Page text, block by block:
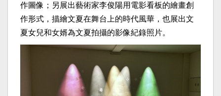
作圖像；另展出藝術家李俊陽用電影看板的繪畫創
作形式，描繪文夏在舞台上的時代風華，也展出文
夏女兒和女婿為文夏拍攝的影像紀錄照片。